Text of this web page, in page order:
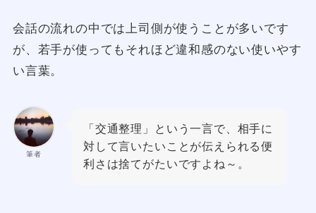
会話の流れの中では上司側が使うことが多いです
が、若手が使ってもそれほど違和感のない使いやす
い言葉。
筆者
「交通整理」という一言で、相手に
対して言いたいことが伝えられる便
利さは捨てがたいですよね～。